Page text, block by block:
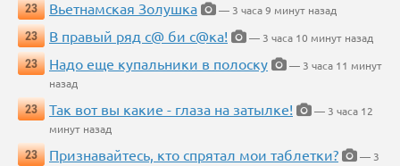
23
Вьетнамская Золушка
— 3 часа 9 минут назад
23
В правый ряд с@ би с@ка!
— 3 часа 10 минут назад
23
Надо еще купальники в полоску
— 3 часа 11 минут
назад
23
Так вот вы какие - глаза на затылке!
— 3 часа 12
минут назад
23
Признавайтесь, кто спрятал мои таблетки?
— 3